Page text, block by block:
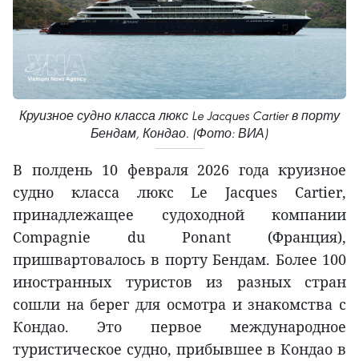
Круизное судно класса люкс Le Jacques Cartier в порту
Бендам, Кондао. (Фото: ВИА)
В полдень 10 февраля 2026 года круизное
судно класса люкс Le Jacques Cartier,
принадлежащее судоходной компании
Compagnie du Ponant (Франция),
пришвартовалось в порту Бендам. Более 100
иностранных туристов из разных стран
сошли на берег для осмотра и знакомства с
Кондао. Это первое международное
туристическое судно, прибывшее в Кондао в